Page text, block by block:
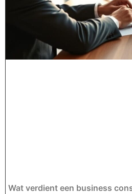
Wat verdient een business